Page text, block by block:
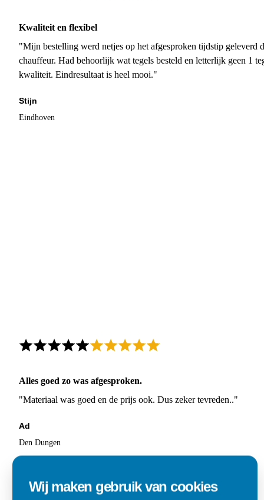
Kwaliteit en flexibel
"Mijn bestelling werd netjes op het afgesproken tijdstip geleverd
chauffeur. Had behoorlijk wat tegels besteld en letterlijk geen 1
kwaliteit. Eindresultaat is heel mooi."
Stijn
Eindhoven
Alles goed zo was afgesproken.
"Materiaal was goed en de prijs ook. Dus zeker tevreden.."
Ad
Den Dungen
Wij maken gebruik van cookies